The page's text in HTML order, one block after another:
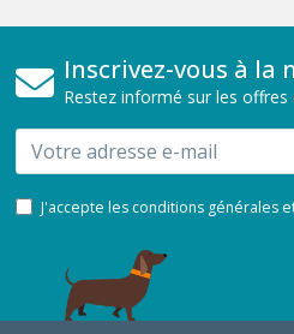
Inscrivez-vous à la
Restez informé sur les
Email
J'accepte les conditions générales